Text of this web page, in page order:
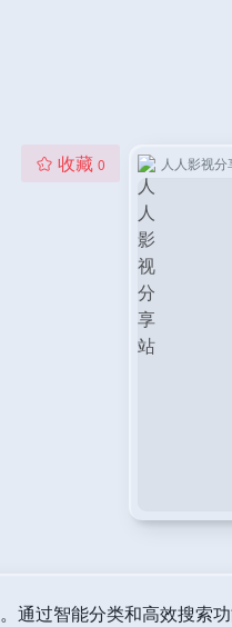
收藏 0 人人影视分
通过智能分类和高效搜索